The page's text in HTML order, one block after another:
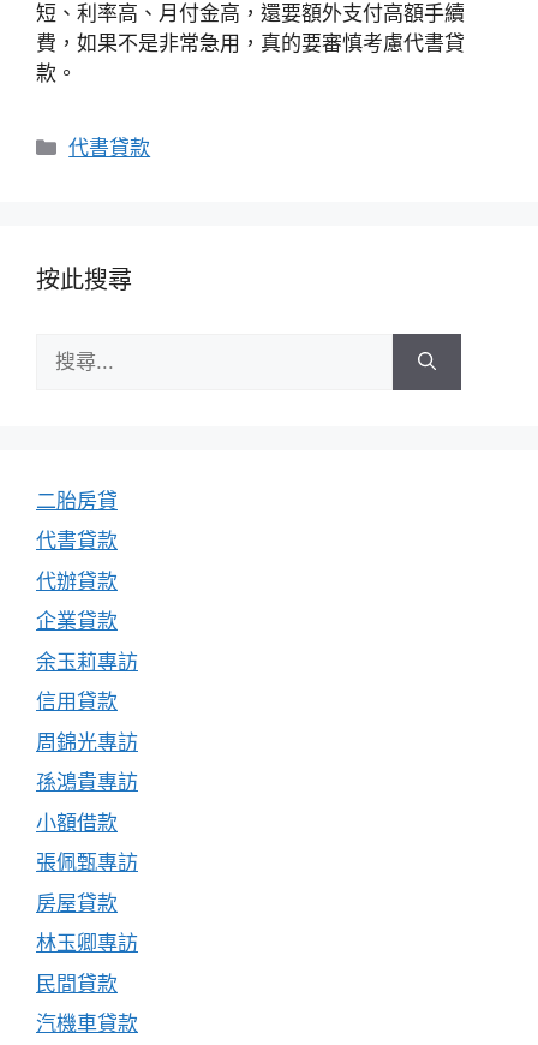
短、利率高、月付金高，還要額外支付高額手續
費，如果不是非常急用，真的要審慎考慮代書貸
款。
分
代書貸款
按此搜尋
尋:
二胎房貸
代書貸款
代辦貸款
企業貸款
余玉莉專訪
信用貸款
周錦光專訪
孫鴻貴專訪
小額借款
張佩甄專訪
房屋貸款
林玉卿專訪
民間貸款
汽機車貸款